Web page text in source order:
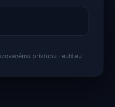
prístupu · euhl.eu